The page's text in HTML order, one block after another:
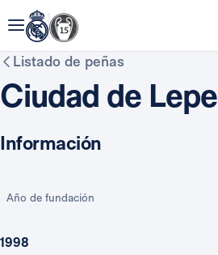
Listado de peñas
Ciudad de Lepe
Información
Año de fundación
1998